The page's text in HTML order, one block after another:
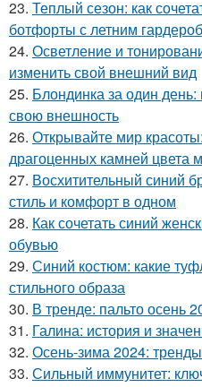
23. Теплый сезон: как
ботфорты с летним
24. Осветление и
изменить свой внешний вид
25. Блондинка за один
свою внешность
26. Открывайте мир
драгоценных камней цвета
27. Восхитительный синий
стиль и комфорт в одном
28. Как сочетать синий
обувью
29. Синий костюм: какие
стильного образа
30. В тренде: пальто осень
31. Галина: история и
32. Осень-зима 2024:
33. Сильный иммунитет: